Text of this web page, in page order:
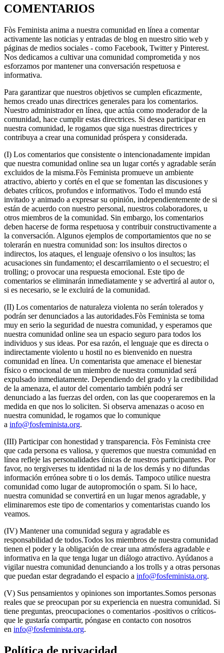
COMENTARIOS
Fòs Feminista anima a nuestra comunidad en línea a comentar
activamente las noticias y entradas de blog en nuestro sitio web y
páginas de medios sociales - como Facebook, Twitter y Pinterest.
Nos dedicamos a cultivar una comunidad comprometida y nos
esforzamos por mantener una conversación respetuosa e
informativa.
Para garantizar que nuestros objetivos se cumplen eficazmente,
hemos creado unas directrices generales para los comentarios.
Nuestro administrador en línea, que actúa como moderador de la
comunidad, hace cumplir estas directrices. Si desea participar en
nuestra comunidad, le rogamos que siga nuestras directrices y
contribuya a crear una comunidad próspera y considerada.
(I) Los comentarios que consistente o intencionadamente impidan
que nuestra comunidad online sea un lugar cortés y agradable serán
excluidos de la misma.Fòs Feminista promueve un ambiente
atractivo, abierto y cortés en el que se fomentan las discusiones y
debates críticos, profundos e informativos. Todo el mundo está
invitado y animado a expresar su opinión, independientemente de si
están de acuerdo con nuestro personal, nuestros colaboradores, u
otros miembros de la comunidad. Sin embargo, los comentarios
deben hacerse de forma respetuosa y contribuir constructivamente a
la conversación. Algunos ejemplos de comportamientos que no se
tolerarán en nuestra comunidad son: los insultos directos o
indirectos, los ataques, el lenguaje ofensivo o los insultos; las
acusaciones sin fundamento; el descarrilamiento o el secuestro; el
trolling; o provocar una respuesta emocional. Este tipo de
comentarios se eliminarán inmediatamente y se advertirá al autor o,
si es necesario, se le excluirá de la comunidad.
(II) Los comentarios de naturaleza violenta no serán tolerados y
podrán ser denunciados a las autoridades.Fòs Feminista se toma
muy en serio la seguridad de nuestra comunidad, y esperamos que
nuestra comunidad online sea un espacio seguro para todos los
individuos y sus ideas. Por esa razón, el lenguaje que es directa o
indirectamente violento u hostil no es bienvenido en nuestra
comunidad en línea. Un comentarista que amenace el bienestar
físico o emocional de un miembro de nuestra comunidad será
expulsado inmediatamente. Dependiendo del grado y la credibilidad
de la amenaza, el autor del comentario también podrá ser
denunciado a las fuerzas del orden, con las que cooperaremos en la
medida en que nos lo soliciten. Si observa amenazas o acoso en
nuestra comunidad, le rogamos que lo comunique
a info@fosfeminista.org.
(III) Participar con honestidad y transparencia. Fòs Feminista cree
que cada persona es valiosa, y queremos que nuestra comunidad en
línea refleje las personalidades únicas de nuestros participantes. Por
favor, no tergiverses tu identidad ni la de los demás y no difundas
información errónea sobre ti o los demás. Tampoco utilice nuestra
comunidad como lugar de autopromoción o spam. Si lo hace,
nuestra comunidad se convertirá en un lugar menos agradable, y
eliminaremos este tipo de comentarios y comentaristas cuando los
veamos.
(IV) Mantener una comunidad segura y agradable es
responsabilidad de todos.Todos los miembros de nuestra comunidad
tienen el poder y la obligación de crear una atmósfera agradable e
informativa en la que tenga lugar un diálogo atractivo. Ayúdanos a
vigilar nuestra comunidad denunciando a los trolls y a otras personas
que puedan estar degradando el espacio a info@fosfeminista.org.
(V) Sus pensamientos y opiniones son importantes.Somos personas
reales que se preocupan por su experiencia en nuestra comunidad. Si
tiene preguntas, preocupaciones o comentarios -positivos o críticos-
que le gustaría compartir, póngase en contacto con nosotros
en info@fosfeminista.org.